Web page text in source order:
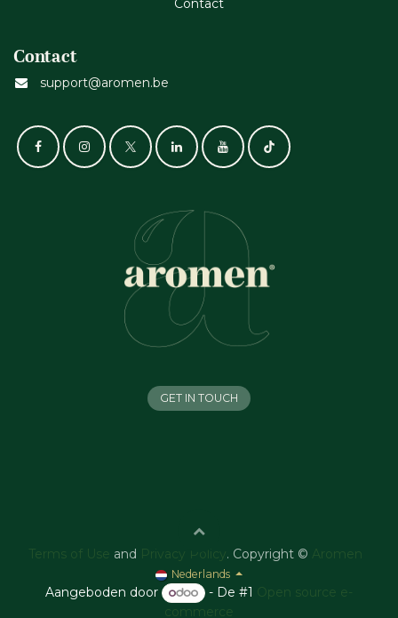
Cont​act
Contact
support@aromen.be
GET IN TOUCH
Terms of Use and Privacy Policy . Copyright © Aromen
Nederlands
Aangeboden door - De #1 Open source e-
commerce